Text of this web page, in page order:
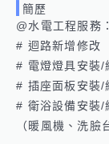
簡歷
@水電工程服務：
# 迴路新增修改
# 電燈燈具安裝/
# 插座面板安裝/
# 衛浴設備安裝/
（暖風機、洗臉